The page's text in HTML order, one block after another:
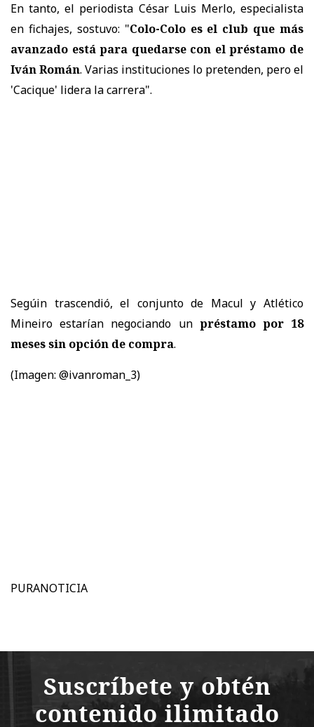
En tanto, el periodista César Luis Merlo, especialista
en fichajes, sostuvo: "Colo-Colo es el club que más
avanzado está para quedarse con el préstamo de
Iván Román. Varias instituciones lo pretenden, pero el
'Cacique' lidera la carrera".
Segúin trascendió, el conjunto de Macul y Atlético
Mineiro estarían negociando un préstamo por 18
meses sin opción de compra.
(Imagen: @ivanroman_3)
PURANOTICIA